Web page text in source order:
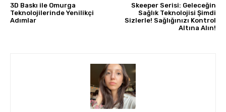
3D Baskı ile Omurga
Teknolojilerinde Yenilikçi
Adımlar
Skeeper Serisi: Geleceğin
Sağlık Teknolojisi Şimdi
Sizlerle! Sağlığınızı Kontrol
Altına Alın!